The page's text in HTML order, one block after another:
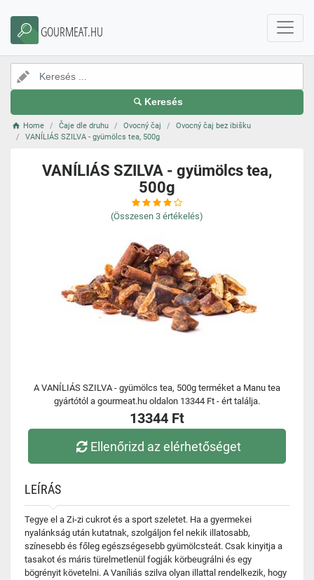
GOURMEAT.HU
Keresés
Home Čaje dle druhu Ovocný čaj
Ovocný čaj bez ibišku
VANÍLIÁS SZILVA - gyümölcs tea, 500g
VANÍLIÁS SZILVA - gyümölcs tea,
500g
(Összesen 3 értékelés)
A VANÍLIÁS SZILVA - gyümölcs tea, 500g terméket a Manu tea
gyártótól a gourmeat.hu oldalon 13344 Ft - ért találja.
13344 Ft
Ellenőrizd az elérhetőséget
LEÍRÁS
Tegye el a Zi-zi cukrot és a sport szeletet. Ha a gyermekei
nyalánkság után kutatnak, szolgáljon fel nekik illatosabb,
színesebb és főleg egészségesebb gyümölcsteát. Csak kinyitja a
tasakot és máris türelmetlenül fogják körbeugrálni és egy
bögrényit követelni. A Vaníliás szilva olyan illattal rendelkezik, hogy